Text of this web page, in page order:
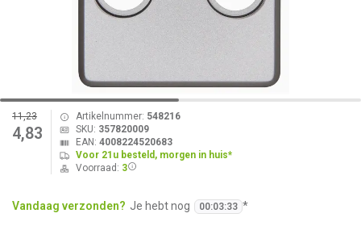
11,23
4,83
Artikelnummer: 548216
SKU: 357820009
EAN: 4008224520683
Voor 21u besteld, morgen in huis*
Voorraad: 3
Vandaag verzonden? Je hebt nog 00:03:33 *